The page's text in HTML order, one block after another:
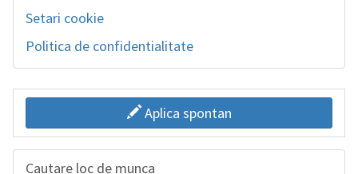
Setari cookie
Politica de confidentialitate
Aplica spontan
Cautare loc de munca